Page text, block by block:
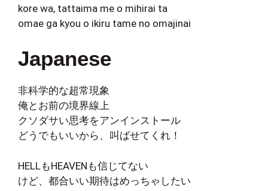
kore wa, tattaima me o mihirai ta
omae ga kyou o ikiru tame no omajinai
Japanese
非科学的な超常現象
俺とお前の境界線上
クソダサい思考をアンインストール
どうでもいいから、叫ばせてくれ！
HELLもHEAVENも信じてない
けど、都合いい期待はめっちゃしたい